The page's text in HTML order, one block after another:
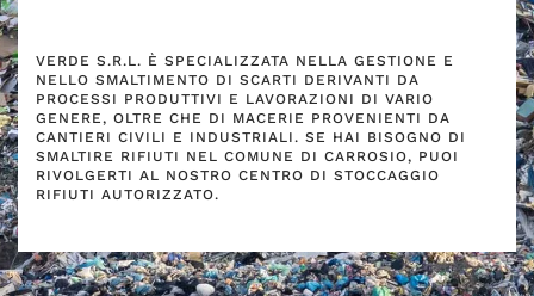
VERDE S.R.L. È SPECIALIZZATA NELLA GESTIONE E
NELLO SMALTIMENTO DI SCARTI DERIVANTI DA
PROCESSI PRODUTTIVI E LAVORAZIONI DI VARIO
GENERE, OLTRE CHE DI MACERIE PROVENIENTI DA
CANTIERI CIVILI E INDUSTRIALI. SE HAI BISOGNO DI
SMALTIRE RIFIUTI NEL COMUNE DI CARROSIO, PUOI
RIVOLGERTI AL NOSTRO CENTRO DI STOCCAGGIO
RIFIUTI AUTORIZZATO.